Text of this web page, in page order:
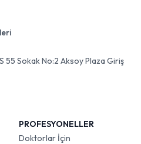
55 Sokak No:2 Aksoy Plaza Giriş
PROFESYONELLER
Doktorlar İçin